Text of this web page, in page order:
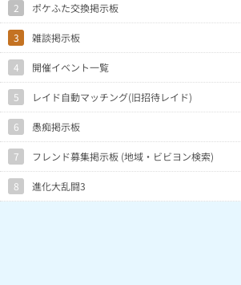
2 ポケふた交換掲示板
3 雑談掲示板
4 開催イベント一覧
5 レイド自動マッチング(旧招待レイド)
6 愚痴掲示板
7 フレンド募集掲示板 (地域・ビビヨン検索)
8 進化大乱闘3